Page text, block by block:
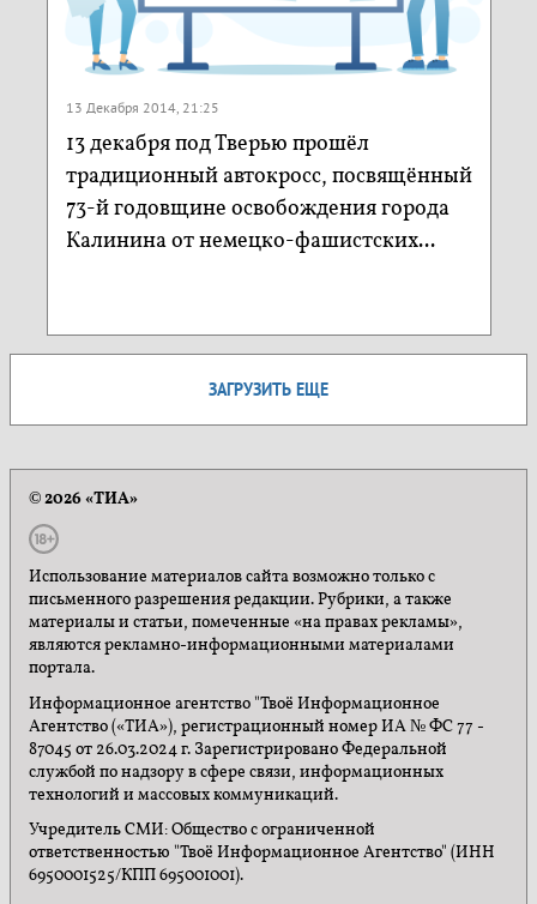
13 Декабря 2014, 21:25
13 декабря под Тверью прошёл
традиционный автокросс, посвящённый
73-й годовщине освобождения города
Калинина от немецко-фашистских...
ЗАГРУЗИТЬ ЕЩЕ
© 2026 «ТИА»
Использование материалов сайта возможно только с
письменного разрешения редакции. Рубрики, а также
материалы и статьи, помеченные «на правах рекламы»,
являются рекламно-информационными материалами
портала.
Информационное агентство "Твоё Информационное
Агентство («ТИА»), регистрационный номер ИА № ФС 77 -
87045 от 26.03.2024 г. Зарегистрировано Федеральной
службой по надзору в сфере связи, информационных
технологий и массовых коммуникаций.
Учредитель СМИ: Общество с ограниченной
ответственностью "Твоё Информационное Агентство" (ИНН
6950001525/КПП 695001001).